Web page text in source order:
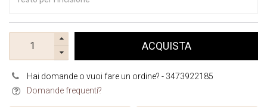
ACQUISTA
Hai domande o vuoi fare un ordine? - 3473922185
Domande frequenti?